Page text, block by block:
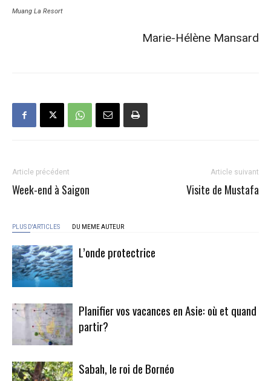
Muang La Resort
Marie-Hélène Mansard
Article précédent
Week-end à Saigon
Article suivant
Visite de Mustafa
PLUS D'ARTICLES DU MEME AUTEUR
L’onde protectrice
Planifier vos vacances en Asie: où et quand
partir?
Sabah, le roi de Bornéo